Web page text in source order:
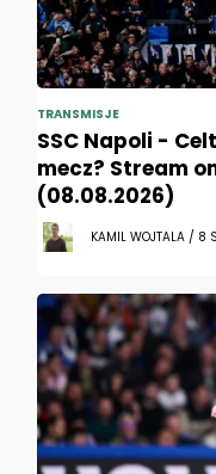
TRANSMISJE
SSC Napoli -
mecz? Stream
(08.08.2026)
KAMIL WOJTALA / 8